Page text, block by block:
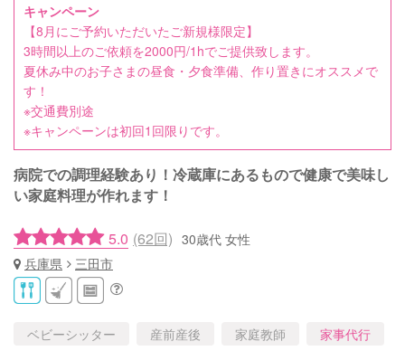
キャンペーン
【8月にご予約いただいたご新規様限定】
3時間以上のご依頼を2000円/1hでご提供致します。
夏休み中のお子さまの昼食・夕食準備、作り置きにオススメで
す！
※交通費別途
※キャンペーンは初回1回限りです。
病院での調理経験あり！冷蔵庫にあるもので健康で美味し
い家庭料理が作れます！
5.0 (62回) 30歳代 女性
兵庫県
三田市
ベビーシッター 産前産後 家庭教師 家事代行